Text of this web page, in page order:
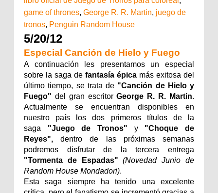
game of thrones, George R. R. Martin, juego de
tronos, Penguin Random House
5/20/12
Especial Canción de Hielo y Fuego
A continuación les presentamos un especial
sobre la saga de fantasía épica más exitosa del
último tiempo, se trata de "Canción de Hielo y
Fuego" del gran escritorGeorge R. R. Martin.
Actualmente se encuentran disponibles en
nuestro país los dos primeros títulos de la
saga "Juego de Tronos" y "Choque de
Reyes",dentro de las próximas semanas
podremos disfrutar de la tercera entrega
"Tormenta de Espadas"(Novedad Junio de
Random House Mondadori).
Esta saga siempre ha tenido una excelente